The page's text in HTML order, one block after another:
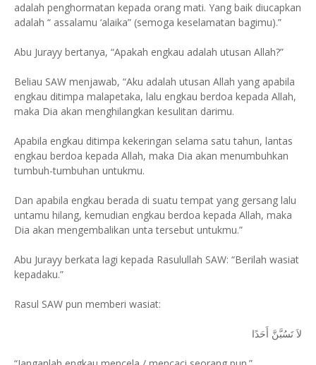
adalah penghormatan kepada orang mati. Yang baik diucapkan
adalah “ assalamu ‘alaika” (semoga keselamatan bagimu).”
Abu Jurayy bertanya, “Apakah engkau adalah utusan Allah?”
Beliau SAW menjawab, “Aku adalah utusan Allah yang apabila
engkau ditimpa malapetaka, lalu engkau berdoa kepada Allah,
maka Dia akan menghilangkan kesulitan darimu.
Apabila engkau ditimpa kekeringan selama satu tahun, lantas
engkau berdoa kepada Allah, maka Dia akan menumbuhkan
tumbuh-tumbuhan untukmu.
Dan apabila engkau berada di suatu tempat yang gersang lalu
untamu hilang, kemudian engkau berdoa kepada Allah, maka
Dia akan mengembalikan unta tersebut untukmu.”
Abu Jurayy berkata lagi kepada Rasulullah SAW: “Berilah wasiat
kepadaku.”
Rasul SAW pun memberi wasiat:
لاَ تَسُبَّنَّ أَحَدًا